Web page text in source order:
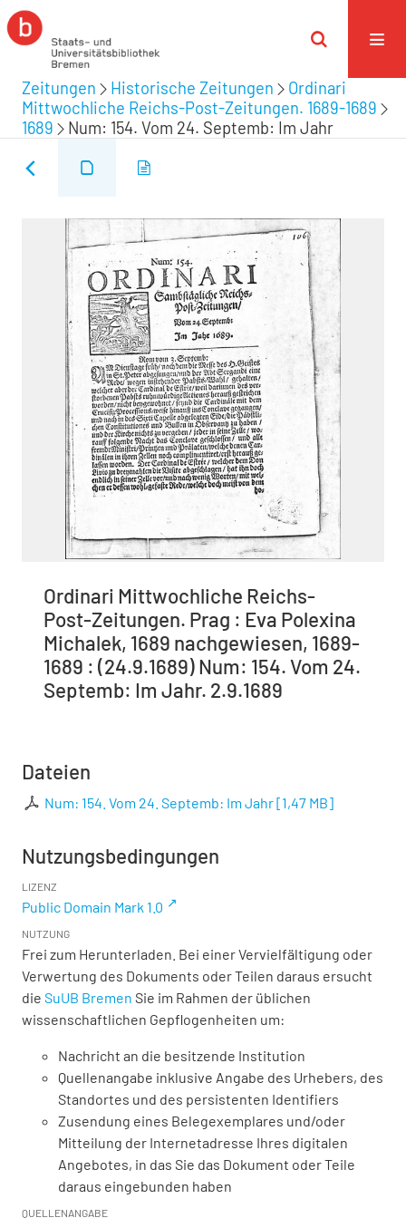
Zeitungen Historische Zeitungen
Ordinari
Mittwochliche Reichs-Post-Zeitungen. 1689-1689
1689
Num: 154. Vom 24. Septemb: Im Jahr
Ordinari Mittwochliche Reichs-
Post-Zeitungen. Prag : Eva Polexina
Michalek, 1689 nachgewiesen, 1689-
1689 : (24.9.1689) Num: 154. Vom 24.
Septemb: Im Jahr. 2.9.1689
Dateien
Num: 154. Vom 24. Septemb: Im Jahr[1,47 MB]
Nutzungsbedingungen
LIZENZ
Public Domain Mark 1.0
NUTZUNG
Frei zum Herunterladen. Bei einer Vervielfältigung oder
Verwertung des Dokuments oder Teilen daraus ersucht
die SuUB Bremen Sie im Rahmen der üblichen
wissenschaftlichen Gepflogenheiten um:
Nachricht an die besitzende Institution
Quellenangabe inklusive Angabe des Urhebers, des
Standortes und des persistenten Identifiers
Zusendung eines Belegexemplares und/oder
Mitteilung der Internetadresse Ihres digitalen
Angebotes, in das Sie das Dokument oder Teile
daraus eingebunden haben
QUELLENANGABE